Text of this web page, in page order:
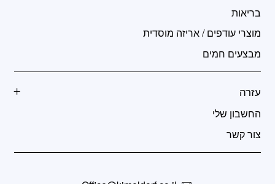
בריאות
מוצרי עודפים / אריזה מוסדית
מבצעים חמים
עזרה
החשבון שלי
צור קשר